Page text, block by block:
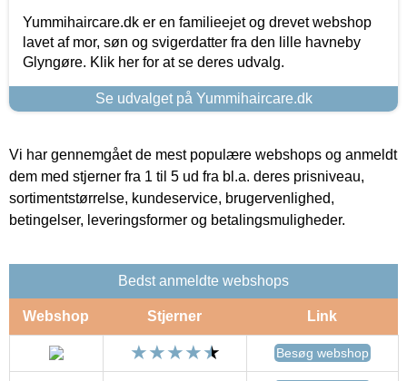
Yummihaircare.dk er en familieejet og drevet webshop
lavet af mor, søn og svigerdatter fra den lille havneby
Glyngøre. Klik her for at se deres udvalg.
Se udvalget på Yummihaircare.dk
Vi har gennemgået de mest populære webshops og anmeldt
dem med stjerner fra 1 til 5 ud fra bl.a. deres prisniveau,
sortimentstørrelse, kundeservice, brugervenlighed,
betingelser, leveringsformer og betalingsmuligheder.
Bedst anmeldte webshops
Webshop Stjerner Link
Besøg webshop